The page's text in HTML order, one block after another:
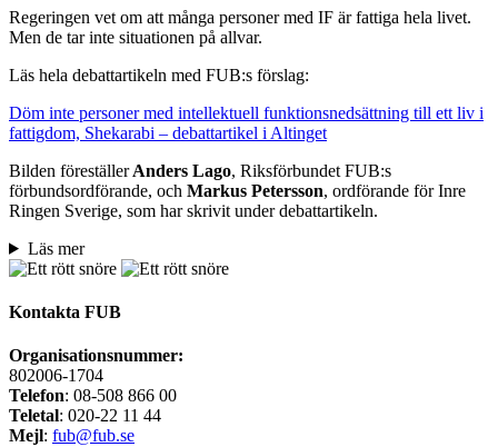
Regeringen vet om att många personer med IF är fattiga hela livet.
Men de tar inte situationen på allvar.
Läs hela debattartikeln med FUB:s förslag:
Döm inte personer med intellektuell funktionsnedsättning till ett liv i
fattigdom, Shekarabi – debattartikel i Altinget
Bilden föreställerAnders Lago, Riksförbundet FUB:s
förbundsordförande, och Markus Petersson, ordförande för Inre
Ringen Sverige, som har skrivit under debattartikeln.
Läs mer
Kontakta FUB
Organisationsnummer:
802006-1704
Telefon: 08-508 866 00
Teletal: 020-22 11 44
Mejl: fub@fub.se